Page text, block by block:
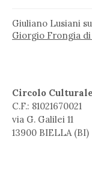
Giuliano Lusiani su
Giorgio Frongia
Circolo
C.F.: 81021670021
via G. Galilei 11
13900 BIELLA (BI)